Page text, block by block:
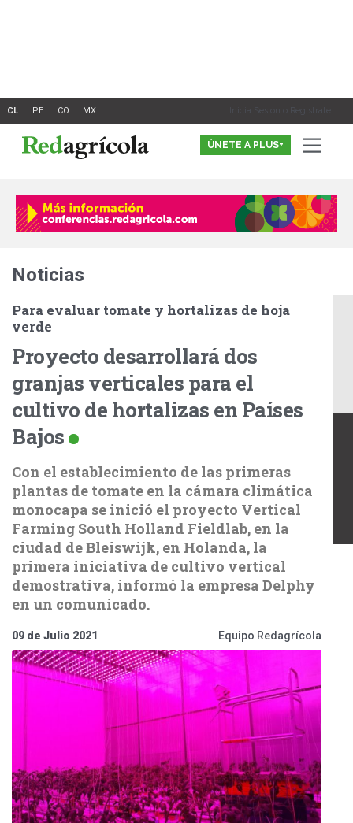
Inicia Sesión o Registrate
ÚNETE A PLUS+
Noticias
Para evaluar tomate y hortalizas de hoja
verde
Proyecto desarrollará dos
granjas verticales para el
cultivo de hortalizas en Países
Bajos
Con el establecimiento de las primeras
plantas de tomate en la cámara climática
monocapa se inició el proyecto Vertical
Farming South Holland Fieldlab, en la
ciudad de Bleiswijk, en Holanda, la
primera iniciativa de cultivo vertical
demostrativa, informó la empresa Delphy
en un comunicado.
09 de Julio 2021 Equipo Redagrícola